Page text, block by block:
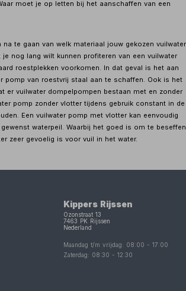
moet je op letten bij het aanschaffen van een
te gaan van welk materiaal jouw gekozen vuilwater
nog lang wilt kunnen profiteren van een vuilwater
roestplekken voorkomen. In dat geval is het aan
pomp van roestvrij staal aan te schaffen. Ook is het
er vuilwater dompelpompen bestaan met en zonder
pomp zonder vlotter tijdens gebruik constant in de
Een vuilwater pomp met vlotter kan eenvoudig
waterpeil. Waarbij het goed is om te beseffen
zeer gevoelig is voor vuil in het water.
Kippers Rijssen
Ozonstraat 13
7463 PK
Rijssen
Nederland
Maandag t/m vrijdag: 08:00 -17:00
Zaterdag: 08:30 -12:30